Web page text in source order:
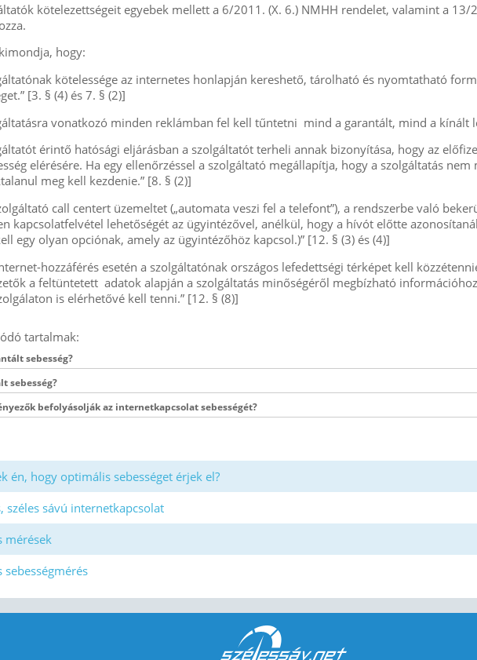
kötelezettségeit egyebek mellett a 6/2011. (X. 6.) NMHH rendelet, valamint a 13/
hogy:
kötelessége az internetes honlapján kereshető, tárolható és nyomtatható
[3. § (4) és 7. § (2)]
vonatkozó minden reklámban fel kell tűntetni mind a garantált, mind a kínált
érintő hatósági eljárásban a szolgáltatót terheli annak bizonyítása, hogy az
elérésére. Ha egy ellenőrzéssel a szolgáltató megállapítja, hogy a szolgáltatás
meg kell kezdenie.” [8. § (2)]
call centert üzemeltet („automata veszi fel a telefont”), a rendszerbe való
kapcsolatfelvétel lehetőségét az ügyintézővel, anélkül, hogy a hívót előtte
egy olyan opciónak, amely az ügyintézőhöz kapcsol.)” [12. § (3) és (4)]
hozzáférés esetén a szolgáltatónak országos lefedettségi térképet kell
a feltüntetett adatok alapján a szolgáltatás minőségéről megbízható
is elérhetővé kell tenni.” [12. § (8)]
tartalmak:
sebesség?
sebesség?
befolyásolják az internetkapcsolat sebességét?
én, hogy optimális sebességet érjek el?
széles sávú internetkapcsolat
mérések
sebességmérés